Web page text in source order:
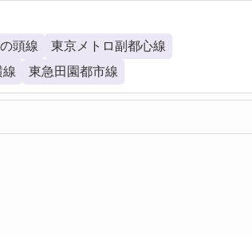
頭線
東京メトロ副都心線
線 東急田園都市線